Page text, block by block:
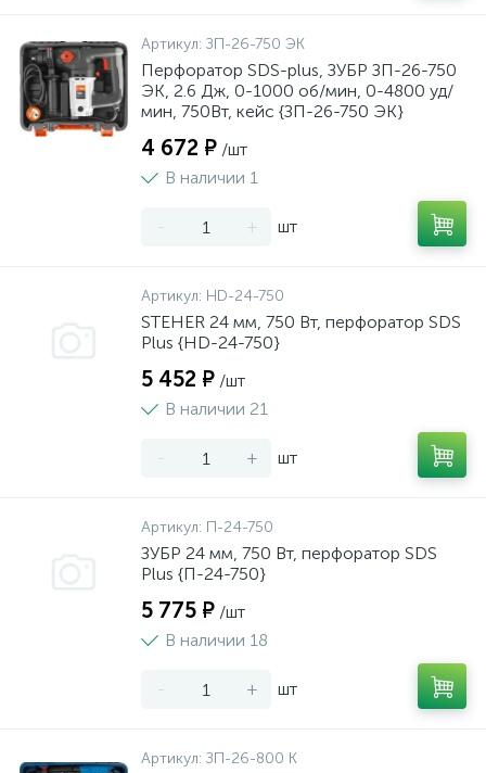
Артикул: ЗП-26-750 ЭК
Перфоратор SDS-plus, ЗУБР ЗП-26-750
ЭК, 2.6 Дж, 0-1000 об/мин, 0-4800 уд/
мин, 750Вт, кейс {ЗП-26-750 ЭК}
4 672 ₽ /шт
В наличии 1
- + шт
Артикул: HD-24-750
STEHER 24 мм, 750 Вт, перфоратор SDS
Plus {HD-24-750}
5 452 ₽ /шт
В наличии 21
- + шт
Артикул: П-24-750
ЗУБР 24 мм, 750 Вт, перфоратор SDS
Plus {П-24-750}
5 775 ₽ /шт
В наличии 18
- + шт
Артикул: ЗП-26-800 К